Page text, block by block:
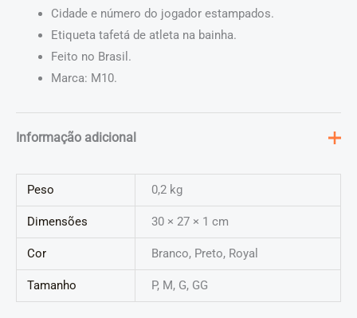
Cidade e número do jogador estampados.
Etiqueta tafetá de atleta na bainha.
Feito no Brasil.
Marca: M10.
Informação adicional
Peso 0,2 kg
Dimensões 30 × 27 × 1 cm
Cor Branco, Preto, Royal
Tamanho P, M, G, GG